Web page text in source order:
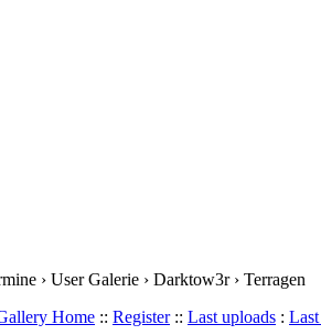
› User Galerie › Darktow3r › Terragen
Home :: Register:: Last uploads :